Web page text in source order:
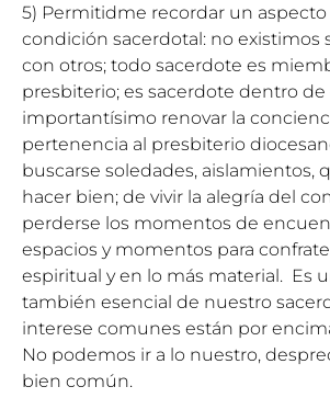
5) Permitidme recordar un
condición sacerdotal: no existimos
con otros; todo sacerdote es
presbiterio; es sacerdote dentro de
importantísimo renovar la
pertenencia al presbiterio
buscarse soledades, aislamientos,
hacer bien; de vivir la alegría del
perderse los momentos de
espacios y momentos para
espiritual y en lo más material. Es
también esencial de nuestro
interese comunes están por
No podemos ir a lo nuestro,
bien común.